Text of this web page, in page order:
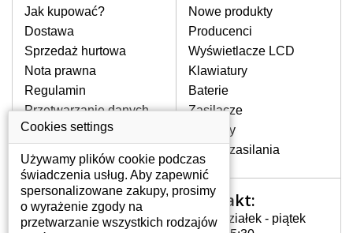
pomocy wyszukiwarki. Wystarczy znać
model laptopa. Przy każdej klawiaturze
nie może brakować szczególowe zdjęcie
do aktualnego stanu naszego magazynu.
W JAKI SPOSÓB MOŻE SIĘ
PRZEJAWIAĆ USTERKA
Częstymi objawami są pomijanie liter
czy wyświetlanie innych liter oraz
dublowanie tych samych znaków. W
przypadku podlicia klawisze nie
powrócą do pierwotnej pozycji. Albo
Jak kupować?
Dostawa
Sprzedaż hurtowa
Nota prawna
Regulamin
Przetwarzanie danych
osobowych
Gdzie nas znajdziesz
Nowe produkty
Producenci
Wyświetlacze LCD
Klawiatury
Baterie
Zasilacze
Zawiasy
Złącza zasilania
Twoje konto
Twoje konto
Kontakt:
Poniedziałek - piątek
Cookies settings
Używamy plików cookie podczas
świadczenia usług. Aby zapewnić
spersonalizowane zakupy, prosimy
o wyrażenie zgody na
przetwarzanie wszystkich rodzajów